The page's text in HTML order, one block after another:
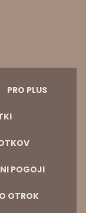
PRO PLUS
POGOJI
OTROK